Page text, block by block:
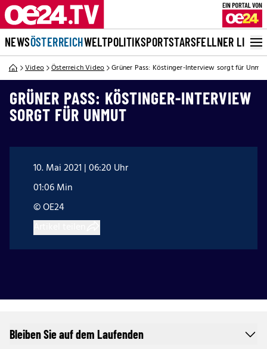
NEWSÖSTERREICHWELTPOLITIKSPORTSTARSFELLNER LIVE
Video Österreich Video Grüner Pass: Köstinger-Interview sorgt für Unmut
GRÜNER PASS: KÖSTINGER-INTERVIEW
SORGT FÜR UNMUT
10. Mai 2021 | 06:20 Uhr
01:06 Min
© OE24
Bleiben Sie auf dem Laufenden